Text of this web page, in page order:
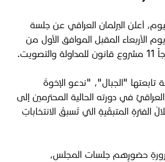
أعلن البرلمان العراقي عن جلسة
الأربعاء المقبل الموافق الأول من
"الجبال"، "ندعو الإخوةَ
العراقيِّ في دورته الحالية المحترمين إلى
الفترةِ المتبقّيةِ التي تَسبقُ الانتخاباتِ
حضورِهم جلسات المجلس،